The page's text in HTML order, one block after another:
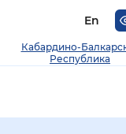
En
Кабардино-
Республика